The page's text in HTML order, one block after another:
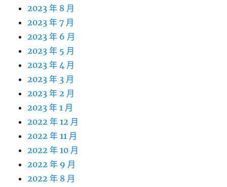
2023 年 8 月
2023 年 7 月
2023 年 6 月
2023 年 5 月
2023 年 4 月
2023 年 3 月
2023 年 2 月
2023 年 1 月
2022 年 12 月
2022 年 11 月
2022 年 10 月
2022 年 9 月
2022 年 8 月